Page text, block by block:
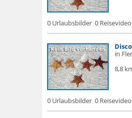
0 Urlaubsbilder 0
in
8,8
0 Urlaubsbilder 0